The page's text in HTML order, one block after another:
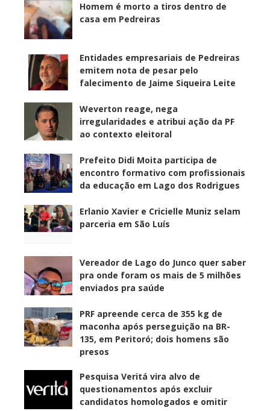
Homem é morto a tiros dentro de
casa em Pedreiras
Entidades empresariais de Pedreiras
emitem nota de pesar pelo
falecimento de Jaime Siqueira Leite
Weverton reage, nega
irregularidades e atribui ação da PF
ao contexto eleitoral
Prefeito Didi Moita participa de
encontro formativo com profissionais
da educação em Lago dos Rodrigues
Erlanio Xavier e Cricielle Muniz selam
parceria em São Luís
Vereador de Lago do Junco quer saber
pra onde foram os mais de 5 milhões
enviados pra saúde
PRF apreende cerca de 355 kg de
maconha após perseguição na BR-
135, em Peritoró; dois homens são
presos
Pesquisa Veritá vira alvo de
questionamentos após excluir
candidatos homologados e omitir